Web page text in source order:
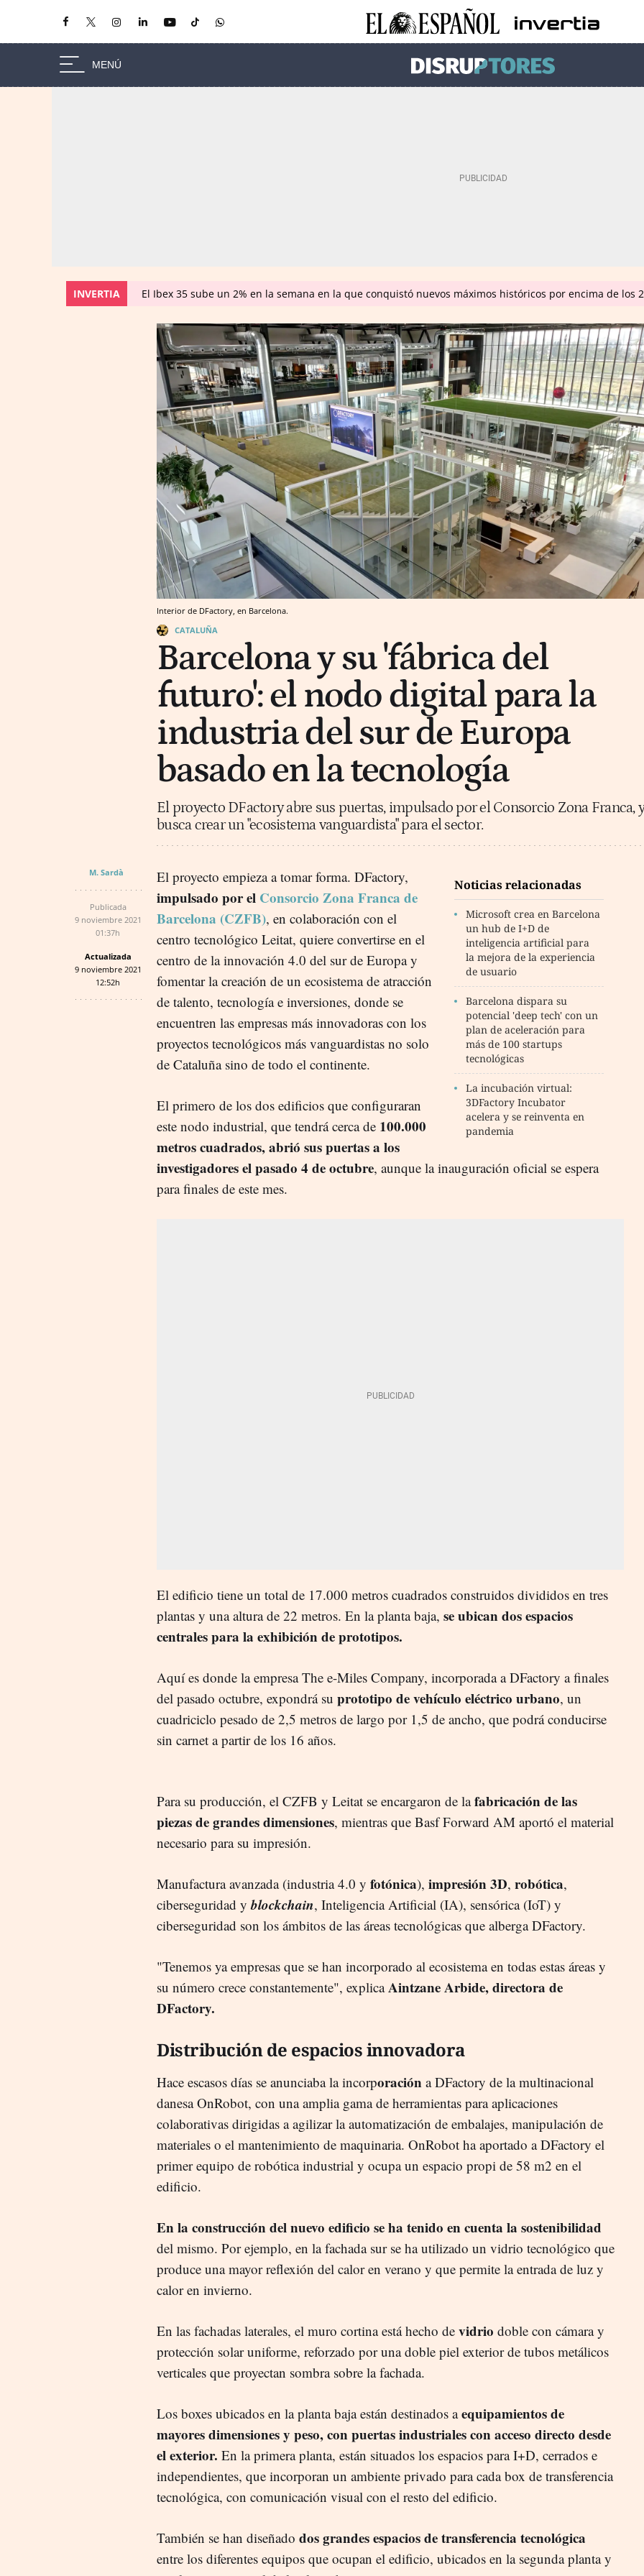
INVERTIA El Ibex 35 sube un 2% en la semana en la que conquistó nuevos máximos históricos por encima de los
Interior de DFactory, en Barcelona.
CATALUÑA
Barcelona y su 'fábrica del
futuro': el nodo digital para la
industria del sur de Europa
basado en la tecnología
El proyecto DFactory abre sus puertas, impulsado por el Consorcio Zona Franca, y
busca crear un "ecosistema vanguardista" para el sector.
M. Sardà
Publicada
9 noviembre 2021
01:37h
Actualizada
9 noviembre 2021
12:52h
Noticias relacionadas
Microsoft crea en Barcelona
un hub de I+D de
inteligencia artificial para
la mejora de la experiencia
de usuario
Barcelona dispara su
potencial 'deep tech' con un
plan de aceleración para
más de 100 startups
tecnológicas
La incubación virtual:
3DFactory Incubator
acelera y se reinventa en
pandemia
El proyecto empieza a tomar forma. DFactory,
impulsado por el Consorcio Zona Franca de
Barcelona (CZFB), en colaboración con el
centro tecnológico Leitat, quiere convertirse en el
centro de la innovación 4.0 del sur de Europa y
fomentar la creación de un ecosistema de atracción
de talento, tecnología e inversiones, donde se
encuentren las empresas más innovadoras con los
proyectos tecnológicos más vanguardistas no solo
de Cataluña sino de todo el continente.
El primero de los dos edificios que configuraran
este nodo industrial, que tendrá cerca de 100.000
metros cuadrados, abrió sus puertas a los
investigadores el pasado 4 de octubre, aunque la inauguración oficial se espera
para finales de este mes.
El edificio tiene un total de 17.000 metros cuadrados construidos divididos en tres
plantas y una altura de 22 metros. En la planta baja, se ubican dos espacios
centrales para la exhibición de prototipos.
Aquí es donde la empresa The e-Miles Company, incorporada a DFactory a finales
del pasado octubre, expondrá su prototipo de vehículo eléctrico urbano, un
cuadriciclo pesado de 2,5 metros de largo por 1,5 de ancho, que podrá conducirse
sin carnet a partir de los 16 años.
Para su producción, el CZFB y Leitat se encargaron de lafabricación de las
piezas de grandes dimensiones, mientras que Basf Forward AM aportó el material
necesario para su impresión.
Manufactura avanzada (industria 4.0 y fotónica), impresión3D, robótica,
ciberseguridad yblockchain, Inteligencia Artificial (IA), sensórica (IoT) y
ciberseguridad son los ámbitos de las áreas tecnológicas que alberga DFactory.
"Tenemos ya empresas que se han incorporado al ecosistema en todas estas áreas y
su número crece constantemente", explicaAintzane Arbide, directora de
DFactory.
Distribución de espacios innovadora
Hace escasos días se anunciaba la incorporación a DFactory de la multinacional
danesa OnRobot, con una amplia gama de herramientas para aplicaciones
colaborativas dirigidas a agilizar la automatización de embalajes, manipulación de
materiales o el mantenimiento de maquinaria. OnRobot ha aportado a DFactory el
primer equipo de robótica industrial y ocupa un espacio propi de 58 m2 en el
edificio.
En la construcción del nuevo edificio se ha tenido en cuenta la sostenibilidad
del mismo. Por ejemplo, en la fachada sur se ha utilizado un vidrio tecnológico que
produce una mayor reflexión del calor en verano y que permite la entrada de luz y
calor en invierno.
En las fachadas laterales, el muro cortina está hecho de vidrio doble con cámara y
protección solar uniforme, reforzado por una doble piel exterior de tubos metálicos
verticales que proyectan sombra sobre la fachada.
Los boxes ubicados en la planta baja están destinados aequipamientos de
mayores dimensiones y peso, con puertas industriales con acceso directo desde
el exterior. En la primera planta, están situados los espacios para I+D, cerrados e
independientes, que incorporan un ambiente privado para cada box de transferencia
tecnológica, con comunicación visual con el resto del edificio.
También se han diseñado dos grandes espacios de transferencia tecnológica
entre los diferentes equipos que ocupan el edificio, ubicados en la segunda planta y